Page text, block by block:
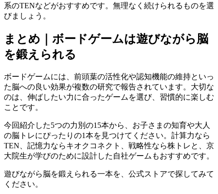
系のTENなどがおすすめです。無理なく続けられるものを選
びましょう。
まとめ｜ボードゲームは遊びながら脳
を鍛えられる
ボードゲームには、前頭葉の活性化や認知機能の維持といっ
た脳への良い効果が複数の研究で報告されています。大切な
のは、伸ばしたい力に合ったゲームを選び、習慣的に楽しむ
ことです。
今回紹介した5つの力別の15本から、お子さまの知育や大人
の脳トレにぴったりの1本を見つけてください。計算力なら
TEN、記憶力ならキオクコネクト、戦略性なら株トレと、京
大院生が学びのために設計した自社ゲームもおすすめです。
遊びながら脳を鍛えられる一本を、公式ストアで探してみて
ください。